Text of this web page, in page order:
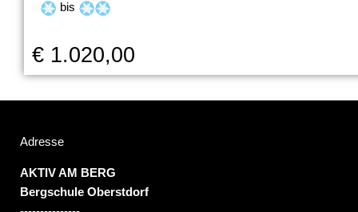
bis
€ 1.020,00
Adresse
AKTIV AM BERG
Bergschule Oberstdorf